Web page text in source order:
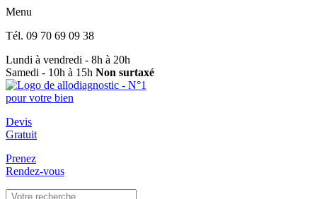
Menu
Tél. 09 70 69 09 38
Lundi à vendredi - 8h à 20h
Samedi - 10h à 15h Non surtaxé
Devis
Gratuit
Prenez
Rendez-vous